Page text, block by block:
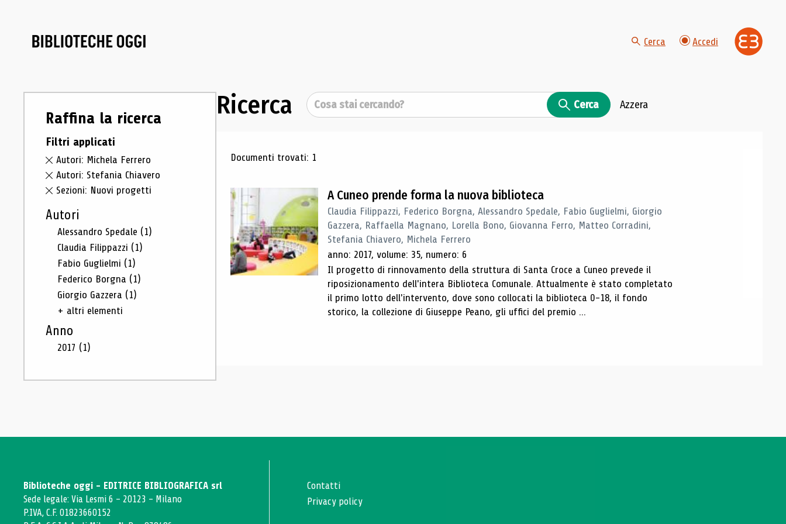
Cerca Accedi
Raffina la ricerca
Filtri applicati
Autori: Michela Ferrero
Autori: Stefania Chiavero
Sezioni: Nuovi progetti
Autori
Alessandro Spedale (1)
Claudia Filippazzi (1)
Fabio Guglielmi (1)
Federico Borgna (1)
Giorgio Gazzera (1)
+ altri elementi
Anno
2017 (1)
Ricerca Cerca Cerca Azzera
Risultati di ricerca
Documenti trovati: 1
A Cuneo prende forma la nuova biblioteca
Claudia Filippazzi, Federico Borgna, Alessandro Spedale, Fabio Guglielmi, Giorgio
Gazzera, Raffaella Magnano, Lorella Bono, Giovanna Ferro, Matteo Corradini,
Stefania Chiavero, Michela Ferrero
anno: 2017, volume: 35, numero: 6
Il progetto di rinnovamento della struttura di Santa Croce a Cuneo prevede il
riposizionamento dell'intera Biblioteca Comunale. Attualmente è stato completato
il primo lotto dell'intervento, dove sono collocati la biblioteca 0-18, il fondo
storico, la collezione di Giuseppe Peano, gli uffici del premio ...
Biblioteche oggi - EDITRICE BIBLIOGRAFICA srl
Sede legale: Via Lesmi 6 - 20123 - Milano
P.IVA, C.F. 01823660152
Contatti
Privacy policy